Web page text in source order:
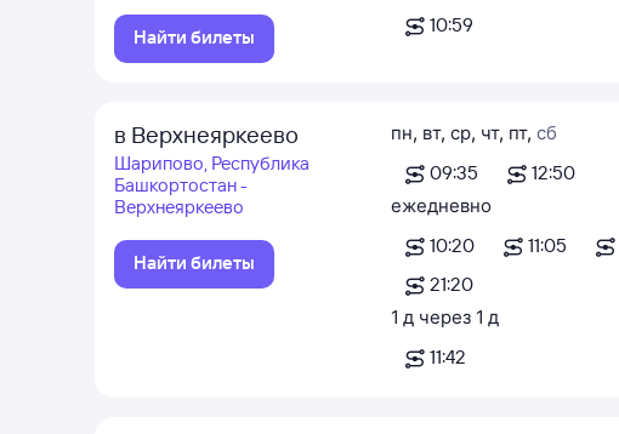
Найти билеты
10:59
в Верхнеяркеево
Шарипово, Республика
Башкортостан -
Верхнеяркеево
Найти билеты
пн, вт, ср, чт, пт, сб
09:35
12:50
ежедневно
10:20
11:05
21:20
1 д через 1 д
11:42